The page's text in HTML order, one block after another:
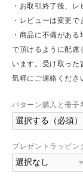
・お取引終了後、レ
・レビューは変更
・商品に不備があ
で頂けるように配慮
います。受け取った
気軽にご連絡くださ
パターン購入と冊子
プレゼントラッピン